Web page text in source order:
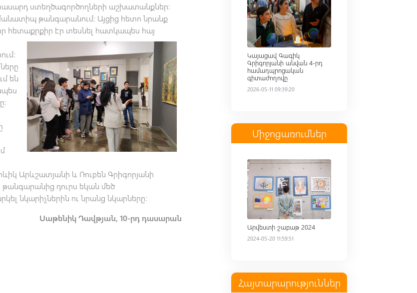
ստեղծագործողների աշխատանքներ։
թանգարանում: Այցից հետո նրանք
հետաքրքիր էր տեսնել հատկապես հայ
են
Արևշատյանի և Ռուբեն Գրիգորյանի
դուրս եկան մեծ
նկարիչներին ու նրանց նկարները:
Սաթենիկ Դավթյան, 10-րդ դասարան
Կայացավ Գագիկ
Գրիգորյանի անվան 4-րդ
համադպրոցական
գիտաժողովը
2026-05-11 09:39:20
Միջոցառումներ
Read more
Արվեստի շաբաթ 2024
2024-05-20 11:59:51
Հայտարարություններ